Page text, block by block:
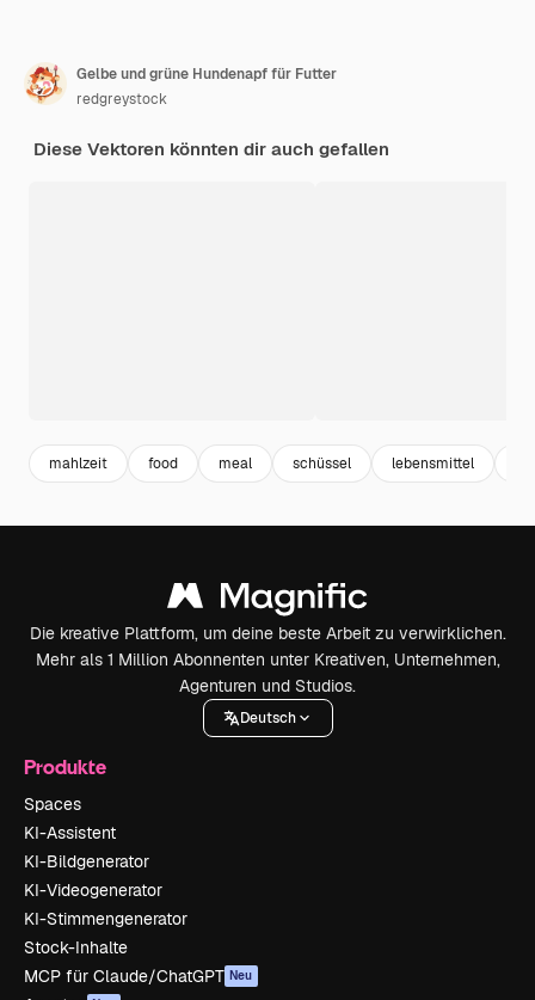
Gelbe und grüne Hundenapf für Futter
redgreystock
Diese Vektoren könnten dir auch gefallen
mahlzeit food meal schüssel lebensmittel
Die kreative Plattform, um deine beste Arbeit zu verwirklichen.
Mehr als 1 Million Abonnenten unter Kreativen, Unternehmen,
Agenturen und Studios.
Deutsch
Produkte
Spaces
KI-Assistent
KI-Bildgenerator
KI-Videogenerator
KI-Stimmengenerator
Stock-Inhalte
MCP für Claude/ChatGPT Neu